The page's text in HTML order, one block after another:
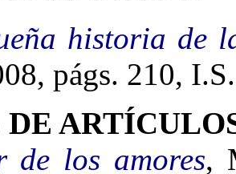
historia de
págs. 210,
de los amores,